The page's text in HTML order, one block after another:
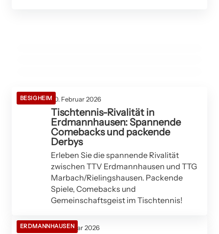
BESIGHEIM20. Februar 2026
Tischtennis-Rivalität in
Erdmannhausen: Spannende
Comebacks und packende
Derbys
Erleben Sie die spannende Rivalität
zwischen TTV Erdmannhausen und TTG
Marbach/Rielingshausen. Packende
Spiele, Comebacks und
Gemeinschaftsgeist im Tischtennis!
ERDMANNHAUSEN18. Februar 2026